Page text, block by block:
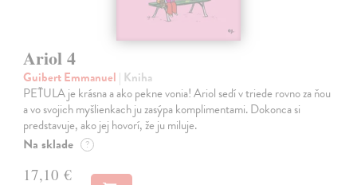
Ariol 4
Guibert Emmanuel | Kniha
PEŤULA je krásna a ako pekne vonia! Ariol sedí v triede rovno za ňou
a vo svojich myšlienkach ju zasýpa komplimentami. Dokonca si
predstavuje, ako jej hovorí, že ju miluje.
Na sklade ?
17,10 €